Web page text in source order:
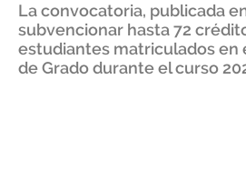
La convocatoria, publicada
subvencionar hasta 72
estudiantes matriculados en
de Grado durante el curso